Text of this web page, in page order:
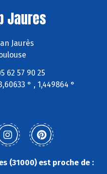
Jaures
Jaurès
62 57 90 25
° , 1,449864 °
(31000) est proche de :